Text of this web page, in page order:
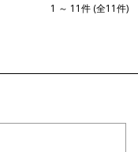
1 ～ 11件 (全11件)